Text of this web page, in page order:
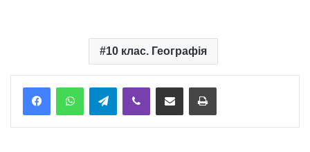
10 клас. Географія
TelegramViber Надіслати електронною поштоюНадрукувати